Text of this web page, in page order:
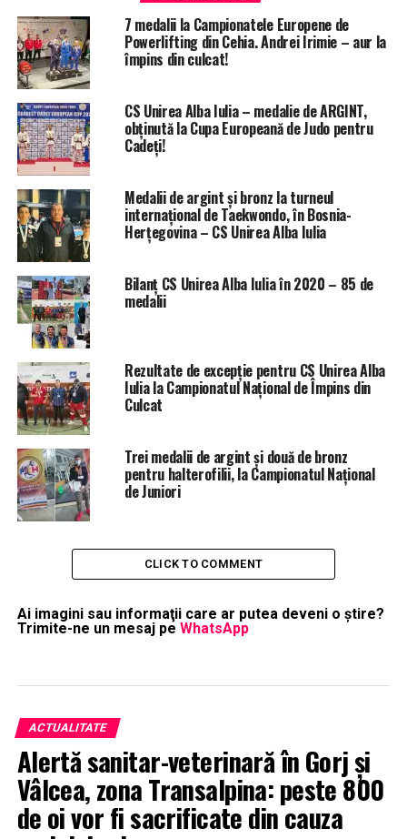
7 medalii la Campionatele Europene de
Powerlifting din Cehia. Andrei Irimie – aur la
împins din culcat!
CS Unirea Alba Iulia – medalie de ARGINT,
obținută la Cupa Europeană de Judo pentru
Cadeți!
Medalii de argint și bronz la turneul
internațional de Taekwondo, în Bosnia-
Herțegovina – CS Unirea Alba Iulia
Bilanț CS Unirea Alba Iulia în 2020 – 85 de
medalii
Rezultate de excepție pentru CS Unirea Alba
Iulia la Campionatul Național de Împins din
Culcat
Trei medalii de argint și două de bronz
pentru halterofilii, la Campionatul Național
de Juniori
CLICK TO COMMENT
Ai imagini sau informaţii care ar putea deveni o ştire?
Trimite-ne un mesaj pe WhatsApp
ACTUALITATE
Alertă sanitar-veterinară în Gorj și
Vâlcea, zona Transalpina: peste 800
de oi vor fi sacrificate din cauza